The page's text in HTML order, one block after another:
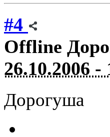
#4
Offline
26.10.2006 -
Дорогуша